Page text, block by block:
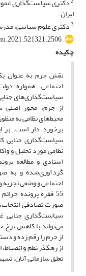
دکتری سیاست‌گذاری
ایران
3دکتری علوم سیاسی،
چکیده
نقش جرم به عنوان
اجتماعی، همواره
سیاست‌گذاری‌های
از جرم، محور
محیط‌های نظامی به
برخورد دار است.
سیاست‌گذاری جنایی
نظامی مورد تحلیل و
اسنادی و مطالعه
گردآوری‌شده و به
اجتماعی و وضعی تجزیه
55 فقره پرونده‌
صورت تصادفی
سیاست‌گذاری جنایی
می‌تواند با کاهش نرخ
از جرم را رقم زده و
از رهگذر نظم و
تعلق سازمانی آنان،